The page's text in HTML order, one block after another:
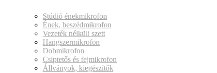
Stúdió énekmikrofon
Ének, beszédmikrofon
Vezeték nélküli szett
Hangszermikrofon
Dobmikrofon
Csiptetős és fejmikrofon
Állványok, kiegészítők